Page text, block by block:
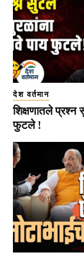
देश वर्तमान
शिक्षणातले प्रश्न
फुटले !